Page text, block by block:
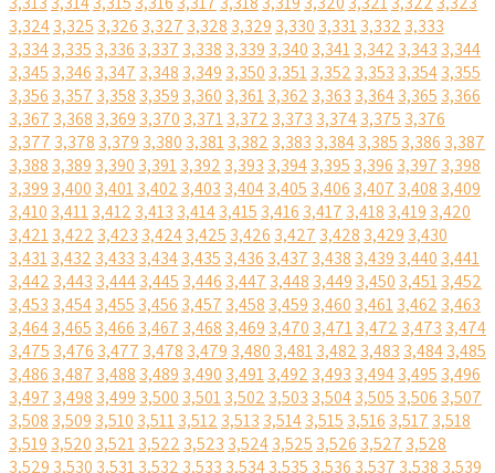
3,3243,325 3,326 3,327 3,328 3,329 3,330 3,3313,332 3,333
3,3343,335 3,336 3,337 3,338 3,339 3,340 3,3413,342 3,343 3,344
3,345 3,346 3,347 3,348 3,349 3,350 3,3513,352 3,353 3,3543,355
3,356 3,357 3,358 3,359 3,360 3,3613,362 3,363 3,3643,365 3,366
3,367 3,368 3,369 3,370 3,3713,372 3,373 3,3743,375 3,376
3,377 3,378 3,379 3,380 3,3813,382 3,383 3,3843,385 3,386 3,387
3,388 3,389 3,390 3,3913,392 3,393 3,3943,395 3,396 3,397 3,398
3,399 3,400 3,4013,402 3,403 3,4043,405 3,406 3,407 3,408 3,409
3,410 3,4113,412 3,413 3,4143,415 3,416 3,417 3,418 3,419 3,420
3,4213,422 3,423 3,4243,425 3,426 3,427 3,428 3,429 3,430
3,4313,432 3,433 3,4343,435 3,436 3,437 3,438 3,439 3,440 3,441
3,442 3,443 3,4443,445 3,446 3,447 3,448 3,449 3,450 3,4513,452
3,453 3,4543,455 3,456 3,457 3,458 3,459 3,460 3,4613,462 3,463
3,4643,465 3,466 3,467 3,468 3,469 3,470 3,4713,472 3,473 3,474
3,475 3,476 3,477 3,478 3,479 3,480 3,4813,482 3,483 3,4843,485
3,486 3,487 3,488 3,489 3,490 3,4913,492 3,493 3,4943,495 3,496
3,497 3,498 3,499 3,500 3,5013,502 3,503 3,5043,505 3,506 3,507
3,508 3,509 3,510 3,5113,512 3,513 3,5143,515 3,516 3,517 3,518
3,519 3,520 3,5213,522 3,523 3,5243,525 3,526 3,527 3,528
3,529 3,530 3,5313,532 3,533 3,5343,535 3,536 3,537 3,538 3,539